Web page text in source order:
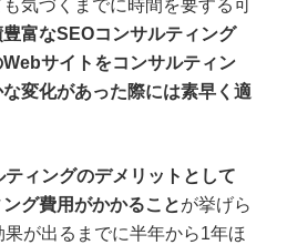
気づくまでに時間を要する可
富なSEOコンサルティング
サイトをコンサルティン
変化があった際には素早く適
ィングのデメリットとして
グ費用がかかることが挙げら
が出るまでに半年から1年ほ